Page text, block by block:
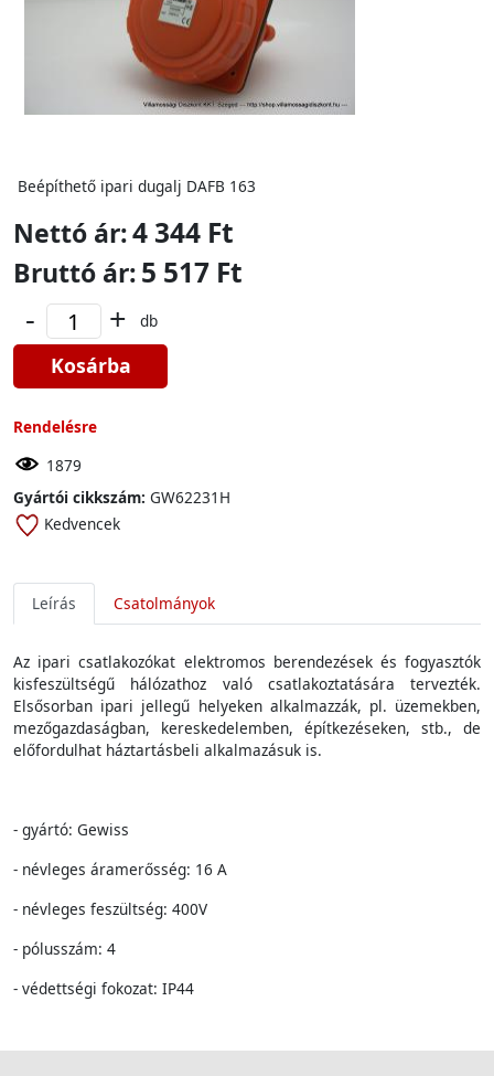
Beépíthető ipari dugalj DAFB 163
Nettó ár:4 344 Ft
Bruttó ár:5 517 Ft
- + db
Kosárba
Rendelésre
1879
Gyártói cikkszám: GW62231H
Kedvencek
Leírás Csatolmányok
Az ipari csatlakozókat elektromos berendezések és fogyasztók
kisfeszültségű hálózathoz való csatlakoztatására tervezték.
Elsősorban ipari jellegű helyeken alkalmazzák, pl. üzemekben,
mezőgazdaságban, kereskedelemben, építkezéseken, stb., de
előfordulhat háztartásbeli alkalmazásuk is.
- gyártó: Gewiss
- névleges áramerősség: 16 A
- névleges feszültség: 400V
- pólusszám: 4
- védettségi fokozat: IP44